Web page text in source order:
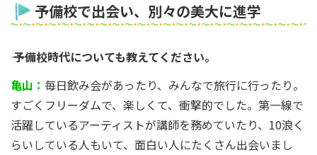
予備校で出会い、別々の美大に進学
―― 予備校時代についても教えてください。
亀山： 毎日飲み会があったり、みんなで旅行に行ったり。
すごくフリーダムで、楽しくて、衝撃的でした。第一線で
活躍しているアーティストが講師を務めていたり、10浪く
らいしている人もいて、面白い人にたくさん出会いまし